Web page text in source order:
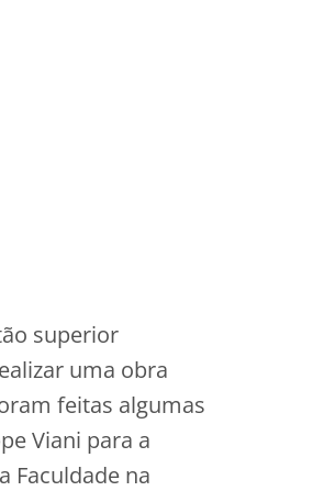
superior
uma obra
feitas algumas
Viani para a
Faculdade na